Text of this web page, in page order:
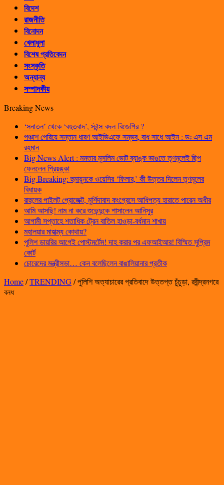
বিদেশ
রাজনীতি
বিনোদন
খেলাধুলা
বিশেষ প্রতিবেদন
সংস্কৃতি
অন্যান্য
সম্পাদকীয়
Breaking News
‘সনাতন’ থেকে ‘বহুতবাদ’, স্টান্স বদল বিজেপির ?
পঞ্চাশ পেরিয়ে সন্তান ধারণ আইভিএফে সম্ভব, বাধ সাধে আইন : ডঃ এস এম
রহমান
Big News Alert : মমতার মুসলিম ভোট ব্যাঙ্ক ভাঙতে তৃণমূলেই ছিপ
ফেললেন প্রিয়ঙ্কা
Big Breaking: হুমায়ুনকে ওয়েসির ‘ফিলার,’ কী উত্তর দিলেন তৃণমূলের
বিধায়ক
রাহুলের পাইলট প্রোজেক্ট, মুর্শিদাবাদ কংগ্রেসে আধিপত্য হারাতে পারেন অধীর
আমি আসছি! নাম না করে শুভেন্দুকে শাসালেন আনিসুর
আগামী সপ্তাহে শতাধিক ট্রেন বাতিল হাওড়া-বর্ধমান শাখায়
মহালয়ার মাহাত্ম্য কোথায়?
পুলিশ ডায়রির আগেই পোস্টমর্টেম! দাহ করার পর এফআইআর! বিস্মিত সুপ্রিম
কোর্ট
চোরেদের মন্ত্রীসভা… কেন বলেছিলেন বাঙালিয়ানার প্রতীক
Home/TRENDING/পুলিশি অত্যাচারের প্রতিবাদে উত্তপ্ত চুঁচুড়া, রবীন্দ্রনগরে
বনধ